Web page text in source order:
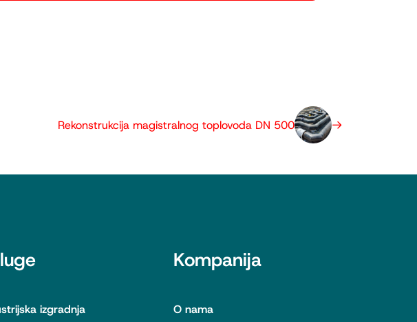
Rekonstrukcija magistralnog toplovoda DN 500
izgradnja
Kompanija
O nama